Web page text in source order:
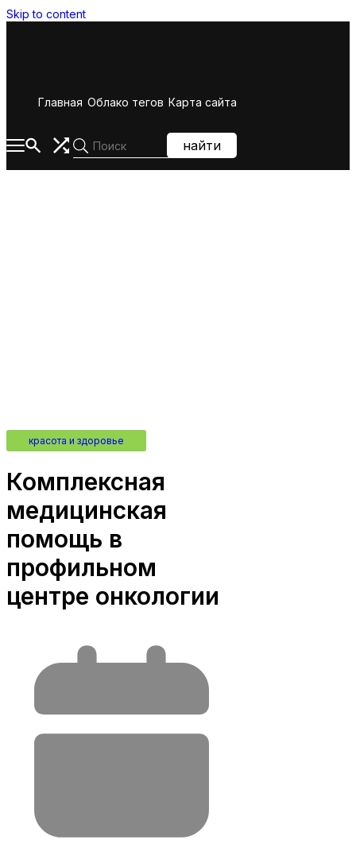
Skip to content
Главная Облако тегов Карта сайта
найти
красота и здоровье
Комплексная
медицинская
помощь в
профильном
центре онкологии